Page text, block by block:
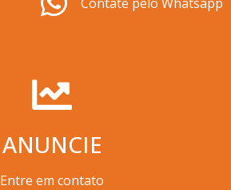
ANUNCIE
Entre em contato